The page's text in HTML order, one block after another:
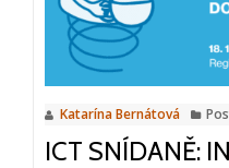
2.
–
Katarína Bernátová
ICT SNÍDANĚ: